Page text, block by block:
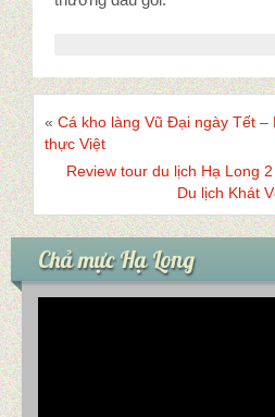
« Cá kho làng Vũ Đại ngày Tết –
thực Việt
Review tour du lịch Hạ Long
Du lịch Khát
Chả mực Hạ Long